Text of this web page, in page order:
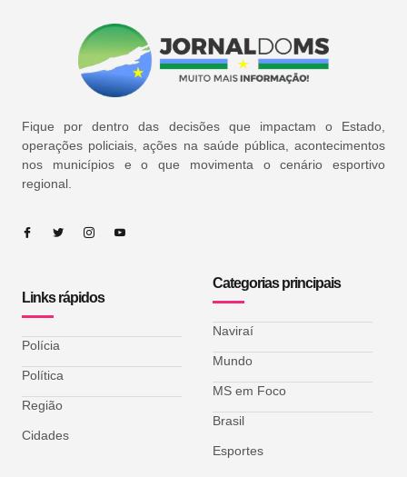
Fique por dentro das decisões que impactam o Estado,
operações policiais, ações na saúde pública, acontecimentos
nos municípios e o que movimenta o cenário esportivo
regional.
Links rápidos
Polícia
Política
Região
Cidades
Categorias principais
Naviraí
Mundo
MS em Foco
Brasil
Esportes